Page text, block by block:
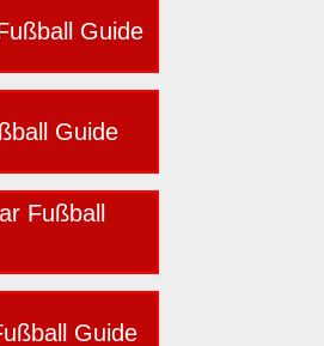
Guide
Guide
Fußball
Guide